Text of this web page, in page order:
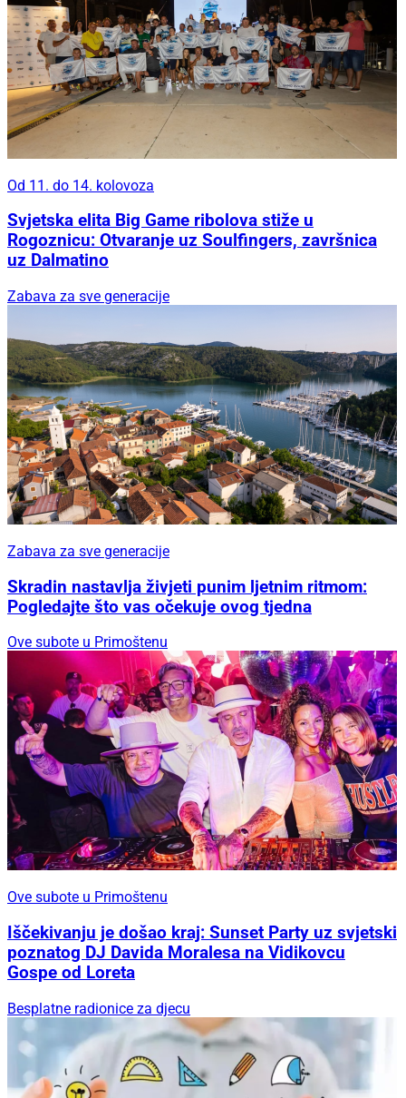
Od 11. do 14. kolovoza
Svjetska elita Big Game ribolova stiže u
Rogoznicu: Otvaranje uz Soulfingers, završnica
uz Dalmatino
Zabava za sve generacije
Zabava za sve generacije
Skradin nastavlja živjeti punim ljetnim ritmom:
Pogledajte što vas očekuje ovog tjedna
Ove subote u Primoštenu
Ove subote u Primoštenu
Iščekivanju je došao kraj: Sunset Party uz svjetski
poznatog DJ Davida Moralesa na Vidikovcu
Gospe od Loreta
Besplatne radionice za djecu